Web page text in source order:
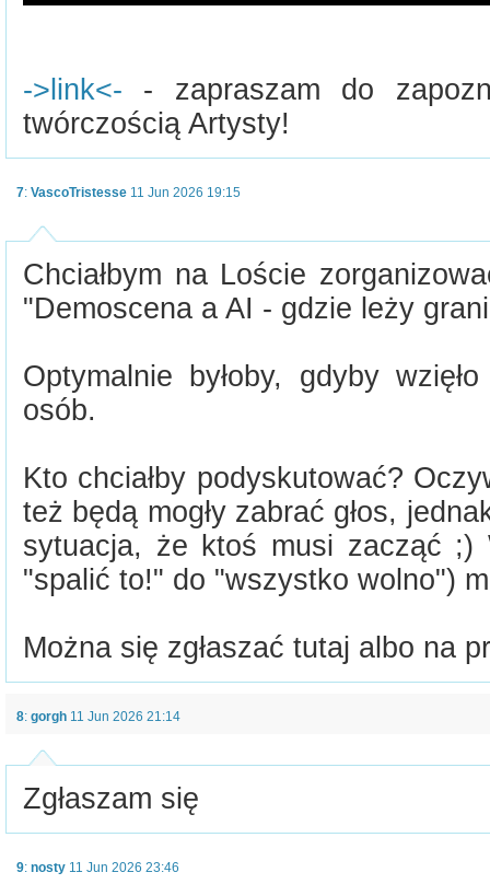
->link<- - zapraszam do
twórczością Artysty!
7: VascoTristesse 11 Jun 2026 19:15
Chciałbym na Loście
"Demoscena a AI - gdzie leży
Optymalnie byłoby, gdyby
osób.
Kto chciałby podyskutować?
też będą mogły zabrać głos,
sytuacja, że ktoś musi zacząć ;)
"spalić to!" do "wszystko wolno")
Można się zgłaszać tutaj albo na
8: gorgh 11 Jun 2026 21:14
Zgłaszam się
9: nosty 11 Jun 2026 23:46